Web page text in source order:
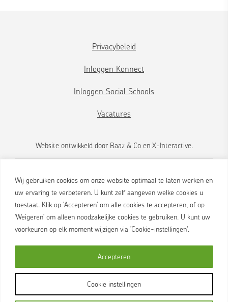
Wij gebruiken cookies om onze website optimaal te laten werken en
uw ervaring te verbeteren. U kunt zelf aangeven welke cookies u
toestaat. Klik op 'Accepteren' om alle cookies te accepteren, of op
'Weigeren' om alleen noodzakelijke cookies te gebruiken. U kunt uw
voorkeuren op elk moment wijzigen via 'Cookie-instellingen'.
Cookie instellingen
Accepteren
Privacybeleid
Inloggen Konnect
Inloggen Social Schools
Vacatures
Website ontwikkeld door Baaz & Coen X-Interactive.
Brink 2
9461 AS Gieten
088 455 0000